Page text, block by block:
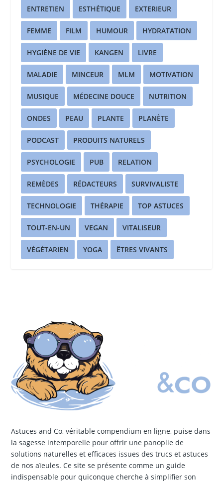
ENTRETIEN ESTHÉTIQUE EXTERIEUR
FEMME FILM HUMOUR HYDRATATION
HYGIÈNE DE VIE KANGEN LIVRE
MALADIE MINCEUR MLM MOTIVATION
MUSIQUE MÉDECINE DOUCE NUTRITION
ONDES PEAU PLANTE PLANÈTE
PODCAST PRODUITS NATURELS
PSYCHOLOGIE PUB RELATION
REMÈDES RÉDACTEURS SURVIVALISTE
TECHNOLOGIE THÉRAPIE TOP ASTUCES
TOUT-EN-UN VEGAN VITALISEUR
VÉGÉTARIEN YOGA ÊTRES VIVANTS
Astuces and Co, véritable compendium en ligne, puise dans
la sagesse intemporelle pour offrir une panoplie de
solutions naturelles et efficaces issues des trucs et astuces
de nos aïeules. Ce site se présente comme un guide
indispensable pour quiconque cherche à simplifier son